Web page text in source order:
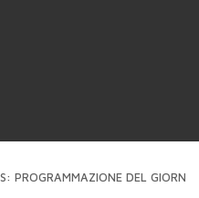
PROGRAMMAZIONE DEL